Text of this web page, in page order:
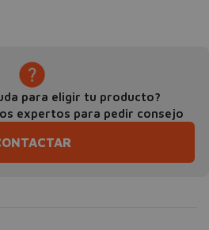
para eligir tu producto?
expertos para pedir consejo